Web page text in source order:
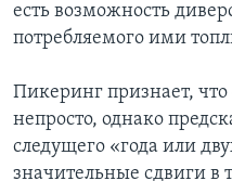
есть возможность
потребляемого ими
Пикеринг признает, что
непросто, однако
следущего «года или
значительные сдвиги в